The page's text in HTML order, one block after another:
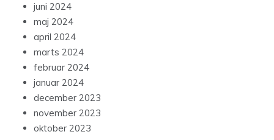
juni 2024
maj 2024
april 2024
marts 2024
februar 2024
januar 2024
december 2023
november 2023
oktober 2023